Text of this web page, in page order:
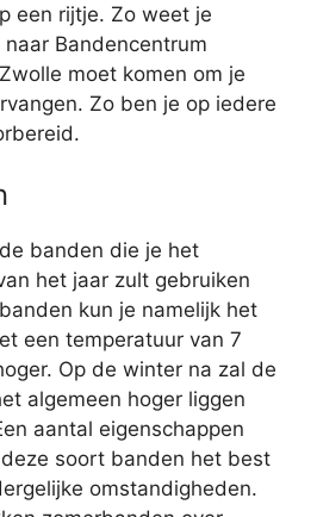
een rijtje. Zo weet je
Bandencentrum
moet komen om je
Zo ben je op iedere
banden die je het
het jaar zult gebruiken
kun je namelijk het
een temperatuur van 7
Op de winter na zal de
algemeen hoger liggen
aantal eigenschappen
soort banden het best
omstandigheden.